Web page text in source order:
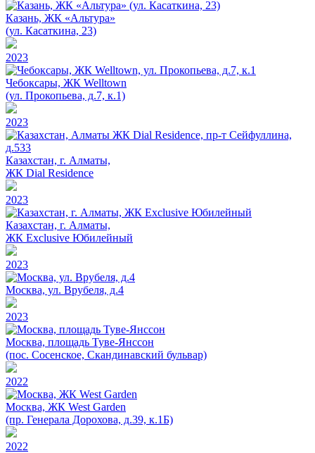
Казань, ЖК «Альтура»
(ул. Касаткина, 23)
2023
Чебоксары, ЖК Welltown
(ул. Прокопьева, д.7, к.1)
2023
Казахстан, г. Алматы,
ЖК Dial Residence
2023
Казахстан, г. Алматы,
ЖК Exclusive Юбилейный
2023
Москва, ул. Врубеля, д.4
2023
Москва, площадь Туве-Янссон
(пос. Сосенское, Скандинавский бульвар)
2022
Москва, ЖК West Garden
(пр. Генерала Дорохова, д.39, к.1Б)
2022